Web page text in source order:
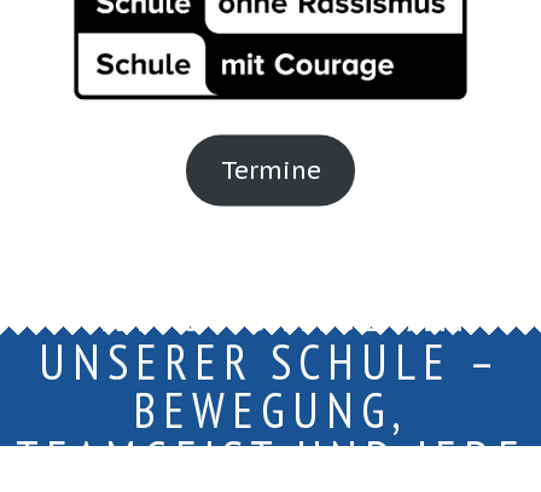
Termine
AKTIONSTAGE AN
UNSERER SCHULE –
BEWEGUNG,
TEAMGEIST UND JEDE